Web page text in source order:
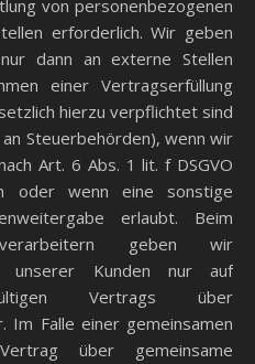
von personenbezogenen
erforderlich. Wir geben
dann an externe Stellen
einer Vertragserfüllung
hierzu verpflichtet sind
Steuerbehörden), wenn wir
Art. 6 Abs. 1 lit. f DSGVO
oder wenn eine sonstige
erlaubt. Beim
geben wir
unserer Kunden nur auf
Vertrags über
Im Falle einer gemeinsamen
über gemeinsame